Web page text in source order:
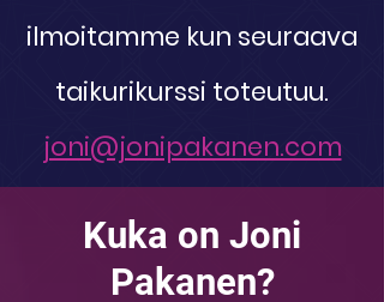
ilmoitamme kun seuraava
taikurikurssi toteutuu.
joni@jonipakanen.com
Kuka on Joni
Pakanen?